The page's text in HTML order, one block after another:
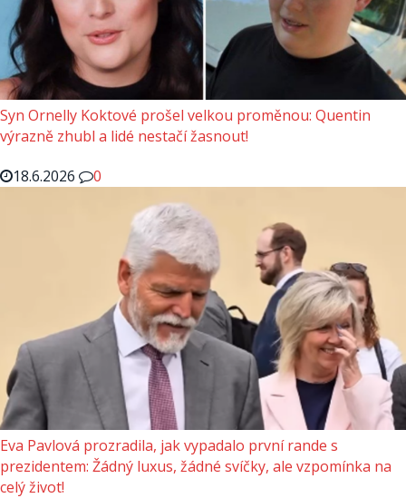
Syn Ornelly Koktové prošel velkou proměnou: Quentin
výrazně zhubl a lidé nestačí žasnout!
18.6.2026
0
Eva Pavlová prozradila, jak vypadalo první rande s
prezidentem: Žádný luxus, žádné svíčky, ale vzpomínka na
celý život!